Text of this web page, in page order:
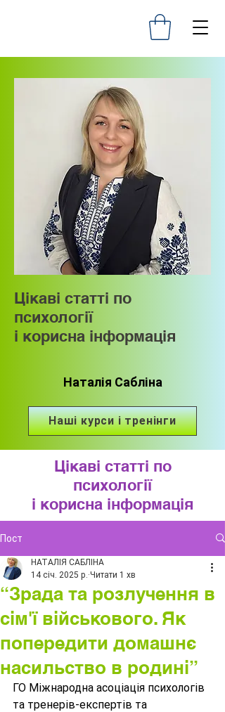
Цікаві статті по
психології
і корисна інформація
Наталія Сабліна
Наші курси і тренінги
Цікаві статті по
психології
і корисна інформація
Пост
“Зрада та розлучення в
сім'ї військового. Як
попередити домашнє
насильство в родині”
НАТАЛІЯ САБЛІНА
14 січ. 2025 р. Читати 1 хв
ГО Міжнародна асоціація психологів
та тренерів-експертів та